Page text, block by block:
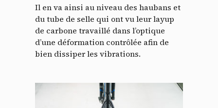
Il en va ainsi au niveau des haubans et
du tube de selle qui ont vu leur layup
de carbone travaillé dans l’optique
d’une déformation contrôlée afin de
bien dissiper les vibrations.